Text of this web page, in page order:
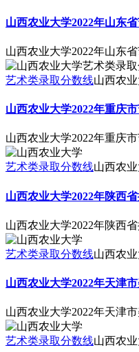
山西农业大学2022年山东
山西农业大学2022年山东
艺术类录取分数线山西农
山西农业大学2022年重庆
山西农业大学2022年重庆
艺术类录取分数线山西农
山西农业大学2022年陕西
山西农业大学2022年陕西
艺术类录取分数线山西农
山西农业大学2022年天津
山西农业大学2022年天津
艺术类录取分数线山西农